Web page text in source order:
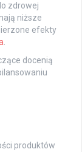
zdrowej
niższe
efekty
.
docenią
produktów